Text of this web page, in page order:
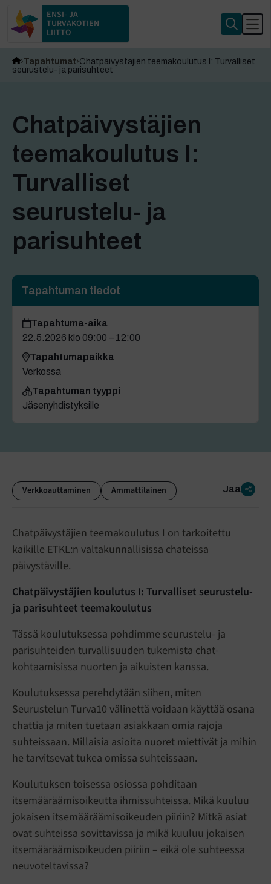
ENSI- JA
TURVAKOTIEN
LIITTO
Tapahtumat Chatpäivystäjien teemakoulutus I: Turvalliset
seurustelu- ja parisuhteet
Chatpäivystäjien
teemakoulutus I:
Turvalliset
seurustelu- ja
parisuhteet
Tapahtuman tiedot
Tapahtuma-aika
22.5.2026 klo 09:00 – 12:00
Tapahtumapaikka
Verkossa
Tapahtuman tyyppi
Jäsenyhdistyksille
Verkkoauttaminen Ammattilainen Jaa
Chatpäivystäjien teemakoulutus I on tarkoitettu
kaikille ETKL:n valtakunnallisissa chateissa
päivystäville.
Chatpäivystäjien koulutus I: Turvalliset seurustelu-
ja parisuhteet teemakoulutus
Tässä koulutuksessa pohdimme seurustelu- ja
parisuhteiden turvallisuuden tukemista chat-
kohtaamisissa nuorten ja aikuisten kanssa.
Koulutuksessa perehdytään siihen, miten
Seurustelun Turva10 välinettä voidaan käyttää osana
chattia ja miten tuetaan asiakkaan omia rajoja
suhteissaan. Millaisia asioita nuoret miettivät ja mihin
he tarvitsevat tukea omissa suhteissaan.
Koulutuksen toisessa osiossa pohditaan
itsemääräämisoikeutta ihmissuhteissa. Mikä kuuluu
jokaisen itsemääräämisoikeuden piiriin? Mitkä asiat
ovat suhteissa sovittavissa ja mikä kuuluu jokaisen
itsemääräämisoikeuden piiriin – eikä ole suhteessa
neuvoteltavissa?